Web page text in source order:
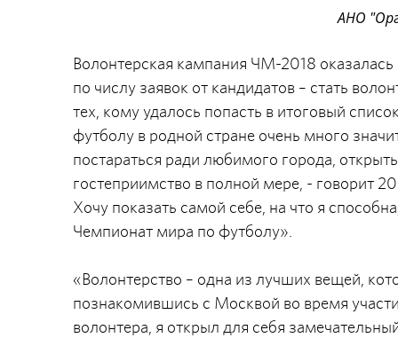
АНО
Волонтерская кампания ЧМ-2018
по числу заявок от кандидатов – стать
тех, кому удалось попасть в итоговый
футболу в родной стране очень много
постараться ради любимого города,
гостеприимство в полной мере, - говорит
Хочу показать самой себе, на что я
Чемпионат мира по футболу».
«Волонтерство – одна из лучших вещей,
познакомившись с Москвой во время
волонтера, я открыл для себя